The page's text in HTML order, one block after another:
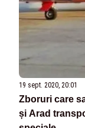
19 sept. 2020, 20:01
Zboruri care
și Arad